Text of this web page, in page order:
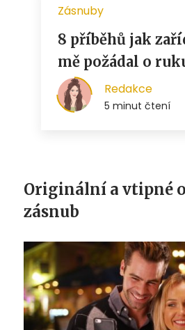
Originální a vtipné
zásnub